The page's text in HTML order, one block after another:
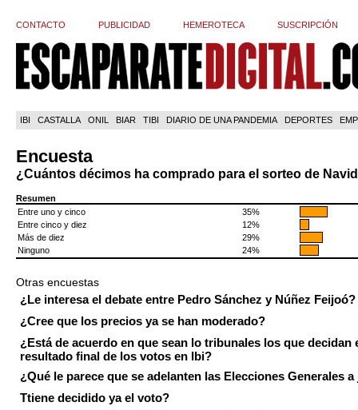
CONTACTO PUBLICIDAD HEMEROTECA SUSCRIPCIÓN
IBI CASTALLA ONIL BIAR TIBI DIARIO DE UNA PANDEMIA DEPORTES
Encuesta
¿Cuántos décimos ha comprado para el sorteo de
Resumen
Entre uno y cinco
35%
Entre cinco y diez
12%
Más de diez
29%
Ninguno
24%
Otras encuestas
¿Le interesa el debate entre Pedro Sánchez y Núñez Feijoó?
¿Cree que los precios ya se han moderado?
¿Está de acuerdo en que sean lo tribunales los que decidan
resultado final de los votos en Ibi?
¿Qué le parece que se adelanten las Elecciones Generales
Ttiene decidido ya el voto?